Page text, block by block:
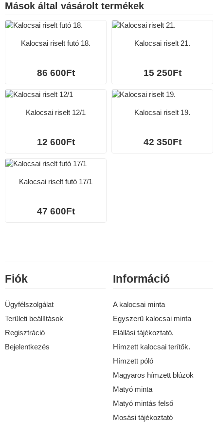
Mások által vásárolt termékek
Kalocsai riselt futó 18.
86 600Ft
Kalocsai riselt 21.
15 250Ft
Kalocsai riselt 12/1
12 600Ft
Kalocsai riselt 19.
42 350Ft
Kalocsai riselt futó 17/1
47 600Ft
Fiók
Ügyfélszolgálat
Területi beállítások
Regisztráció
Bejelentkezés
Információ
A kalocsai minta
Egyszerű kalocsai minta
Elállási tájékoztató.
Hímzett kalocsai terítők.
Hímzett póló
Magyaros hímzett blúzok
Matyó minta
Matyó mintás felső
Mosási tájékoztató